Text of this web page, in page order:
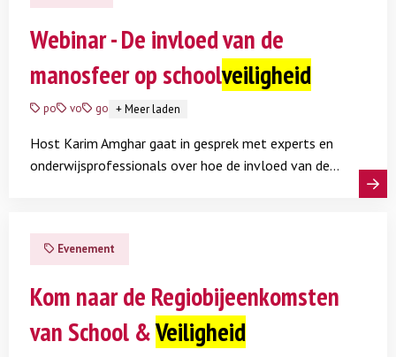
Webinar - De invloed van de
manosfeer op schoolveiligheid
po vo go +Meer laden
Host Karim Amghar gaat in gesprek met experts en
onderwijsprofessionals over hoe de invloed van de
om met de druk van (online) gendernormen En hoe
raakt dit aan sociale veiligheid? Wat kun je doen, hoe
beschikbaar?
Evenement
Kom naar de Regiobijeenkomsten
van School &Veiligheid